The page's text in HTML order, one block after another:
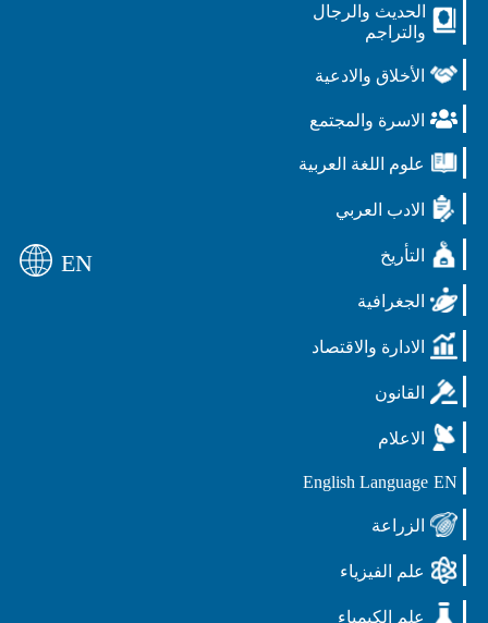
الحديث والرجال
والتراجم
الأخلاق والادعية
الاسرة والمجتمع
علوم اللغة العربية
الادب العربي
التأريخ
الجغرافية
الادارة والاقتصاد
القانون
الاعلام
EN
English Language
الزراعة
علم الفيزياء
علم الكيمياء
EN